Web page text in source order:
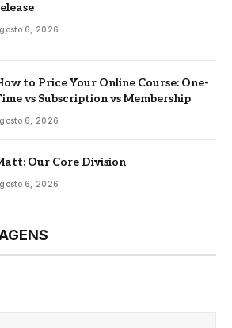
6, 2026
to Price Your Online Course: One-
vs Subscription vs Membership
6, 2026
Our Core Division
6, 2026